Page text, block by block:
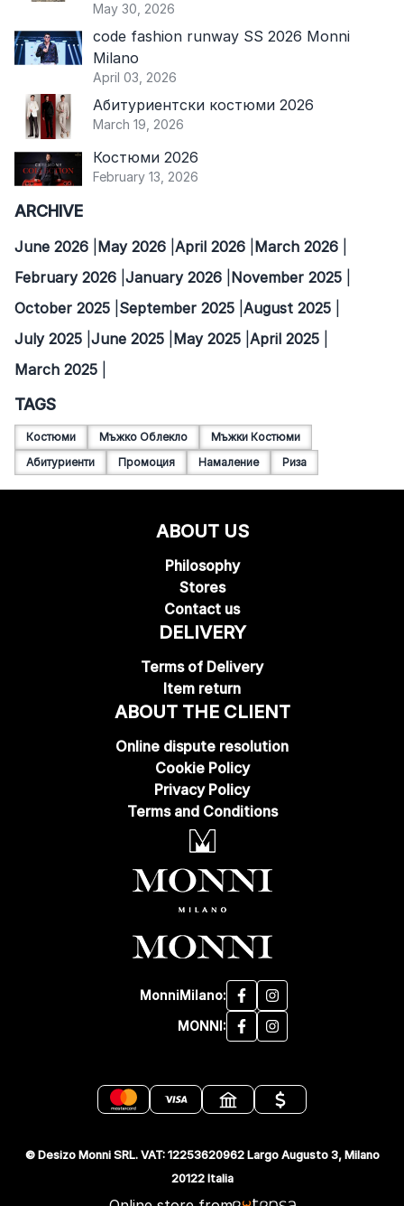
May 30, 2026
code fashion runway SS 2026 Monni
Milano
April 03, 2026
Абитуриентски костюми 2026
March 19, 2026
Костюми 2026
February 13, 2026
ARCHIVE
June 2026 May 2026 April 2026 March 2026
February 2026 January 2026 November 2025
October 2025 September 2025 August 2025
July 2025 June 2025 May 2025 April 2025
March 2025
TAGS
Костюми Мъжко Облекло
Мъжки Костюми
Абитуриенти
Промоция Намаление Риза
ABOUT US
Philosophy
Stores
Contact us
DELIVERY
Terms of Delivery
Item return
ABOUT THE CLIENT
Online dispute resolution
Cookie Policy
Privacy Policy
Terms and Conditions
MonniMilano:
MONNI:
© Desizo Monni SRL. VAT: 12253620962 Largo Augusto 3, Milano
20122 Italia